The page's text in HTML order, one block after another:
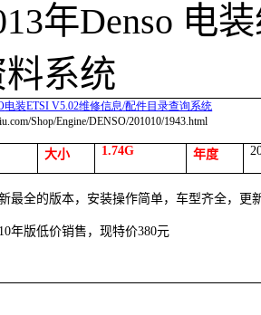
年Denso 电
系统
电装ETSI V5.02维修信息/配件目录查询系统
Shop/Engine/DENSO/201010/1943.html
大小 1.74G 年度
最全的版本，安装操作简单，车型齐全，更
年版低价销售，现特价380元